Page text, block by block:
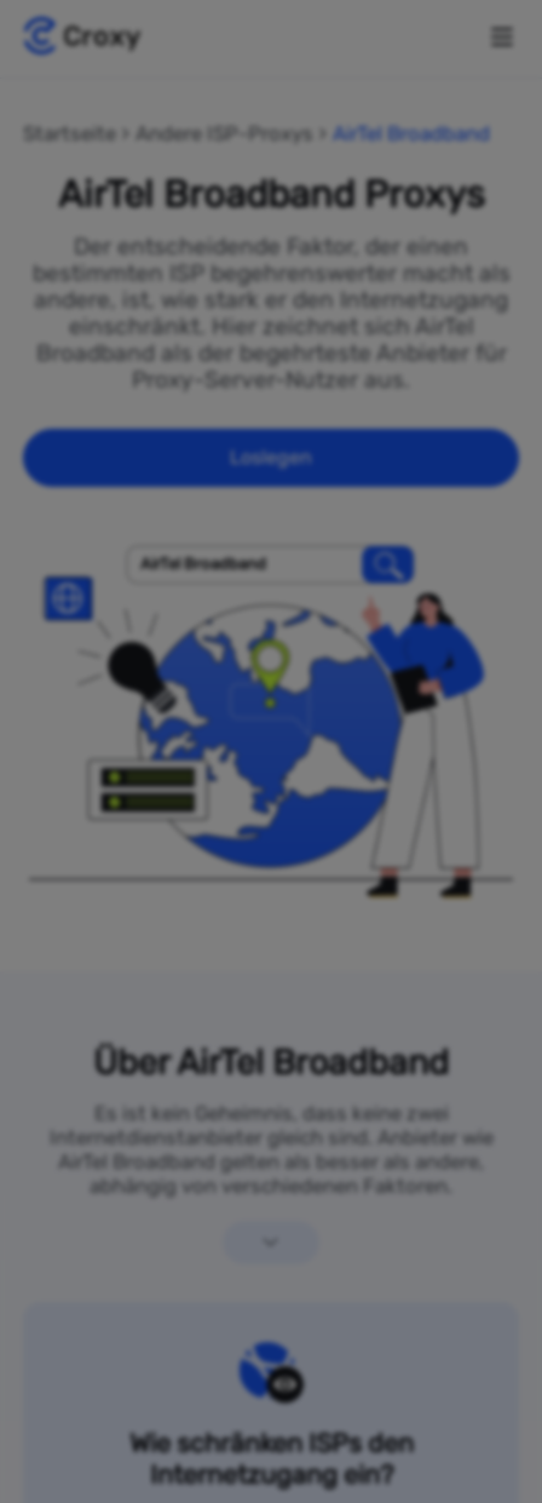
Startseite Andere ISP-Proxys AirTel Broadband
AirTel Broadband Proxys
Der entscheidende Faktor, der einen
bestimmten ISP begehrenswerter macht als
andere, ist, wie stark er den Internetzugang
einschränkt. Hier zeichnet sich AirTel
Broadband als der begehrteste Anbieter für
Proxy-Server-Nutzer aus.
Loslegen
AirTel Broadband
Über AirTel Broadband
Es ist kein Geheimnis, dass keine zwei
Internetdienstanbieter gleich sind. Anbieter wie
AirTel Broadband gelten als besser als andere,
abhängig von verschiedenen Faktoren.
Wie schränken ISPs den
Internetzugang ein?